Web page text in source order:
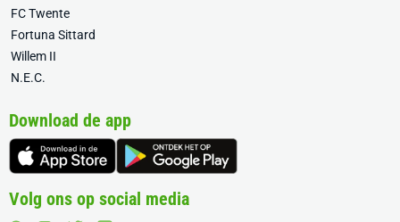
FC Twente
Fortuna Sittard
Willem II
N.E.C.
Download de app
Volg ons op social media